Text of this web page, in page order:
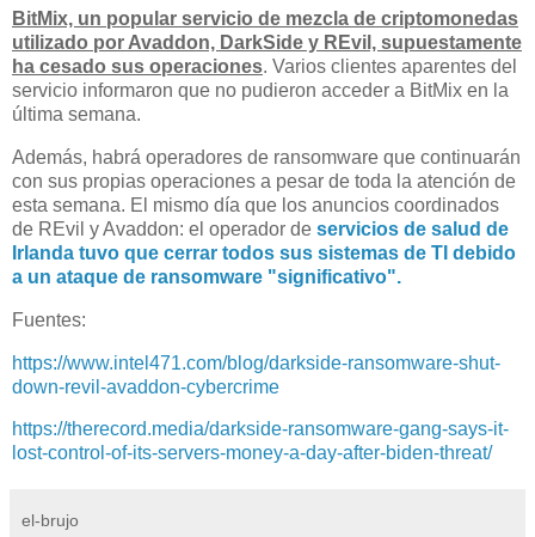
BitMix, un popular servicio de mezcla de criptomonedas
utilizado por Avaddon, DarkSide y REvil, supuestamente
ha cesado sus operaciones. Varios clientes aparentes del
servicio informaron que no pudieron acceder a BitMix en la
última semana.
Además, habrá operadores de ransomware que continuarán
con sus propias operaciones a pesar de toda la atención de
esta semana. El mismo día que los anuncios coordinados
de REvil y Avaddon: el operador de servicios de salud de
Irlanda tuvo que cerrar todos sus sistemas de TI debido
a un ataque de ransomware "significativo".
Fuentes:
https://www.intel471.com/blog/darkside-ransomware-shut-
down-revil-avaddon-cybercrime
https://therecord.media/darkside-ransomware-gang-says-it-
lost-control-of-its-servers-money-a-day-after-biden-threat/
el-brujo